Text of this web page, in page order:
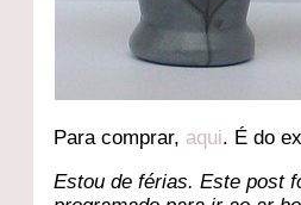
Para comprar, aqui. É do
Estou de férias. Este post